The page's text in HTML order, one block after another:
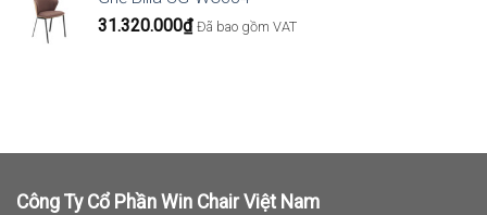
31.320.000₫ Đã bao gồm VAT
Công Ty Cổ Phần Win Chair Việt Nam